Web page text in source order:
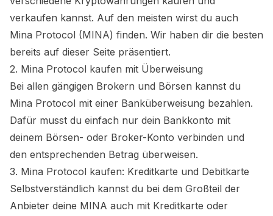
verkaufen kannst. Auf den meisten wirst du auch
Mina Protocol (MINA) finden. Wir haben dir die besten
bereits auf dieser Seite präsentiert.
2. Mina Protocol kaufen mit Überweisung
Bei allen gängigen Brokern und Börsen kannst du
Mina Protocol mit einer Banküberweisung bezahlen.
Dafür musst du einfach nur dein Bankkonto mit
deinem Börsen- oder Broker-Konto verbinden und
den entsprechenden Betrag überweisen.
3. Mina Protocol kaufen: Kreditkarte und Debitkarte
Selbstverständlich kannst du bei dem Großteil der
Anbieter deine MINA auch mit Kreditkarte oder